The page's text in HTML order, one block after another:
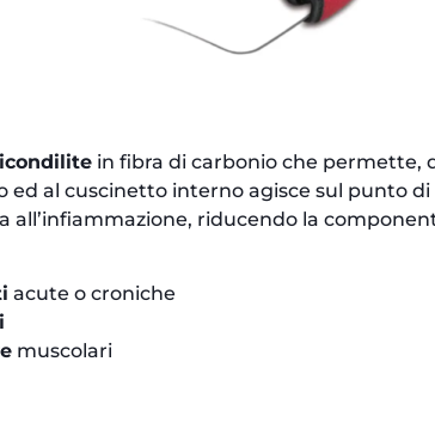
in fibra di carbonio che permette,
ed al cuscinetto interno agisce sul punto
all’infiammazione, riducendo la
acute o croniche
muscolari